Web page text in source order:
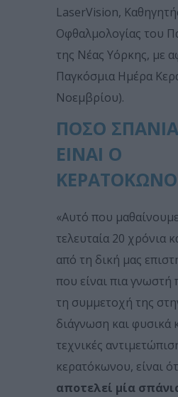
LaserVision,
Οφθαλμολογίας του
της Νέας Υόρκης, με
Παγκόσμια Ημέρα
Νοεμβρίου).
ΠΟΣΟ
ΕΙΝΑΙ Ο
«Αυτό που
τελευταία 20 χρόνια
από τη δική μας
που είναι πια γνωστή
τη συμμετοχή της
διάγνωση και φυσικά
τεχνικές
κερατόκωνου, είναι
αποτελεί μία